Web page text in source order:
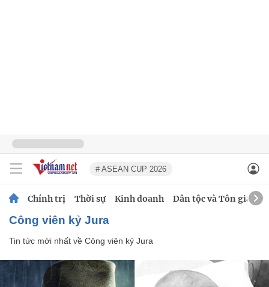
# ASEAN CUP 2026
Chính trị Thời sự Kinh doanh Dân tộc và Tôn giáo
Công viên kỷ Jura
Tin tức mới nhất về Công viên kỷ Jura